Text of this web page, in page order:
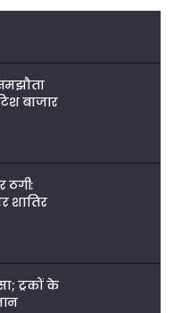
बाजार
ठगी:
शातिर
ट्रकों के